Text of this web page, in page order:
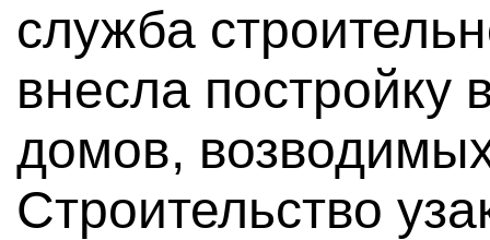
служба
внесла постройку
домов,
Строительство